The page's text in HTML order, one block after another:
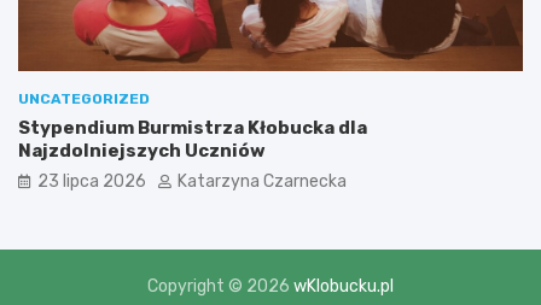
UNCATEGORIZED
Stypendium Burmistrza Kłobucka dla
Najzdolniejszych Uczniów
23 lipca 2026 Katarzyna Czarnecka
Copyright © 2026 wKlobucku.pl